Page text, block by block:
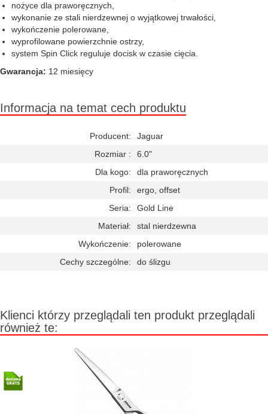
nożyce dla praworęcznych,
wykonanie ze stali nierdzewnej o wyjątkowej trwałości,
wykończenie polerowane,
wyprofilowane powierzchnie ostrzy,
system Spin Click reguluje docisk w czasie cięcia.
Gwarancja: 12 miesięcy
Informacja na temat cech produktu
Producent:
Jaguar
Rozmiar :
6.0"
Dla kogo:
dla praworęcznych
Profil:
ergo, offset
Seria:
Gold Line
Materiał:
stal nierdzewna
Wykończenie:
polerowane
Cechy szczególne:
do ślizgu
Klienci którzy przeglądali ten produkt przeglądali
również te: